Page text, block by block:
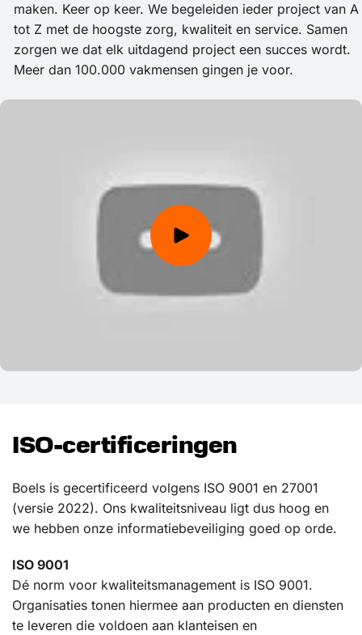
maken. Keer op keer. We begeleiden ieder project van A
tot Z met de hoogste zorg, kwaliteit en service. Samen
zorgen we dat elk uitdagend project een succes wordt.
Meer dan 100.000 vakmensen gingen je voor.
ISO-certificeringen
Boels is gecertificeerd volgens ISO 9001 en 27001
(versie 2022). Ons kwaliteitsniveau ligt dus hoog en
we hebben onze informatiebeveiliging goed op orde.
ISO 9001
Dé norm voor kwaliteitsmanagement is ISO 9001.
Organisaties tonen hiermee aan producten en diensten
te leveren die voldoen aan klanteisen en